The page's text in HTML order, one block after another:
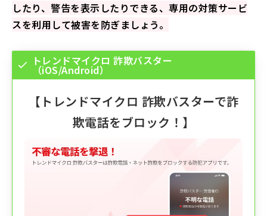
したり、警告を表示したりできる、専用の対策サービ
スを利用して被害を防ぎましょう。
トレンドマイクロ 詐欺バスター
（iOS/Android）
【 トレンドマイクロ 詐欺バスターで詐
欺電話をブロック！】